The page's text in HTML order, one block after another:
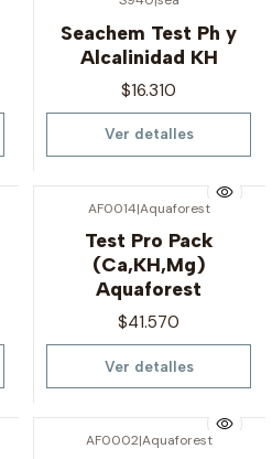
Seachem Test Ph y
Alcalinidad KH
$16.310
Ver detalles
AF0014|Aquaforest
Test Pro Pack
(Ca,KH,Mg)
Aquaforest
$41.570
Ver detalles
AF0002|Aquaforest